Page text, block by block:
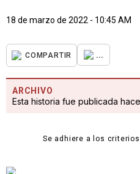
18 de marzo de 2022 - 10:45 AM
COMPARTIR ...
ARCHIVO
Esta historia fue publicada
Se adhiere a los